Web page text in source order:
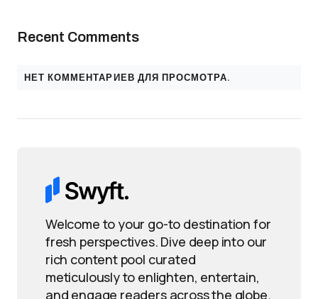
Recent Comments
НЕТ КОММЕНТАРИЕВ ДЛЯ ПРОСМОТРА.
Welcome to your go-to destination for
fresh perspectives. Dive deep into our
rich content pool curated
meticulously to enlighten, entertain,
and engage readers across the globe.